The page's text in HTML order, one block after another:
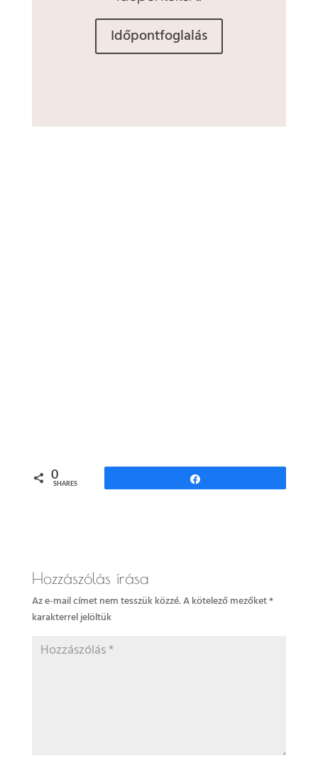
Időpontfoglalás
0
SHARES
Hozzászólás írása
Az e-mail címet nem tesszük közzé.A kötelező mezőket*
karakterrel jelöltük